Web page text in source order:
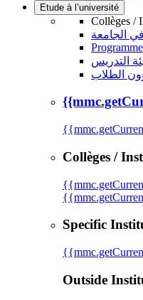
Etude à l’université
Collèges /
في الجامعة
التدريس
الطلاب
Collèges /
Specific
Outside